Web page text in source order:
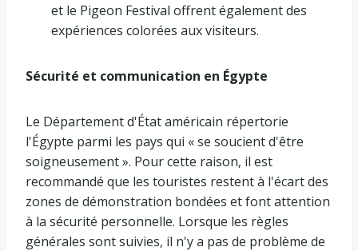
et le Pigeon Festival offrent également des
expériences colorées aux visiteurs.
Sécurité et communication en Égypte
Le Département d'État américain répertorie
l'Égypte parmi les pays qui « se soucient d'être
soigneusement ». Pour cette raison, il est
recommandé que les touristes restent à l'écart des
zones de démonstration bondées et font attention
à la sécurité personnelle. Lorsque les règles
générales sont suivies, il n'y a pas de problème de